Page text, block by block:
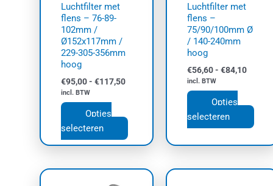
Luchtfilter met
flens – 76-89-
102mm /
Ø152x117mm /
229-305-356mm
hoog
€95,00- €117,50
incl. BTW
Opties
selecteren
Luchtfilter met
flens –
75/90/100mm Ø
/ 140-240mm
hoog
€56,60 - €84,10
incl. BTW
Opties
selecteren